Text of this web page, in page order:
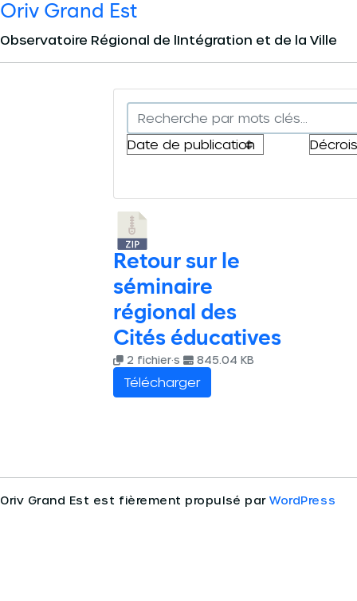
Oriv Grand Est
Observatoire Régional de lIntégration et de la Ville
Retour sur le
séminaire
régional des
Cités éducatives
2 fichier·s 845.04 KB
Télécharger
Oriv Grand Est est fièrement propulsé parWordPress
Panneau de gestion des cookies